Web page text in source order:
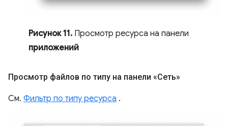
Рисунок 11. Просмотр ресурса на панели
приложений
Просмотр файлов по типу на панели «Сеть»
См. Фильтр по типу ресурса .